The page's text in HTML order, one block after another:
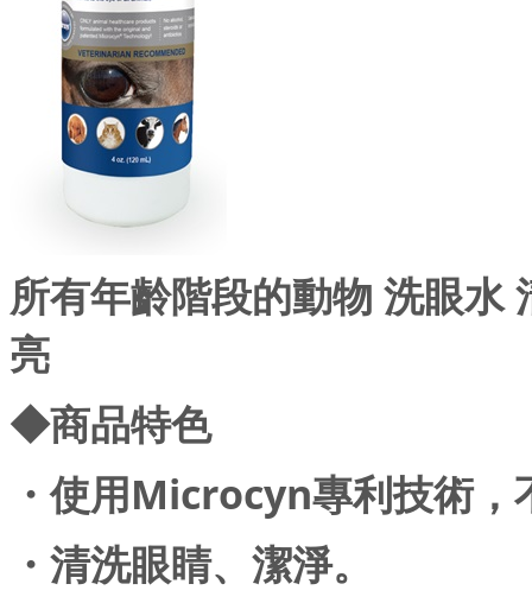
所有年齡階段的動物 洗眼水
亮
◆商品特色
・使用Microcyn專利技術，
・清洗眼睛、潔淨。